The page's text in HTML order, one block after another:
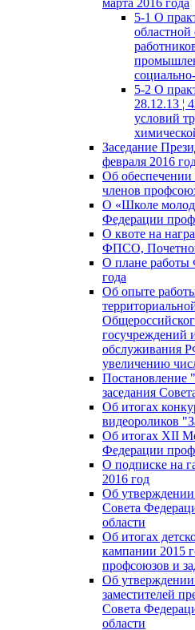
5-1 О
5-2 О
28.12.13 ¦
условий
Заседание
февраля 2016
Об
членов
О «Школе
Федерации
О квоте на
ФПСО,
О плане
года
Об опыте
госучреждений
обслуживания
увеличению
Постановление
заседания
Об итогах
видеороликов
Об итогах XII
Федерации
О подписке на
2016 год
Об
Совета
области
Об итогах
кампании 2015
профсоюзов и
Об утверждении
заместителей
Совета
области